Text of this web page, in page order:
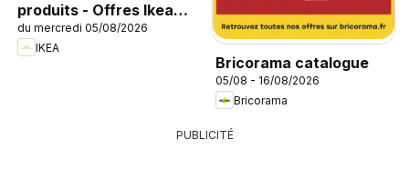
produits - Offres Ikea
Family
du mercredi 05/08/2026
IKEA
Bricorama catalogue
05/08 - 16/08/2026
Bricorama
PUBLICITÉ